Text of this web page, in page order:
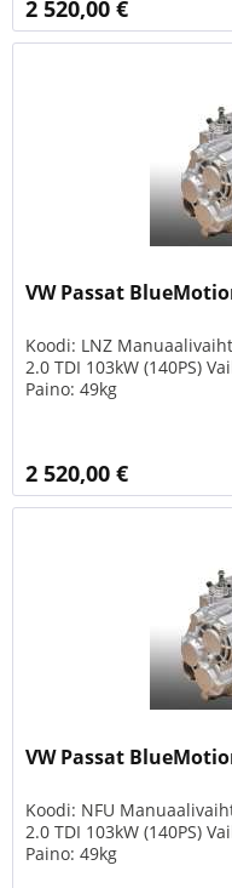
2 520,00 €
VW Passat
Koodi: LNZ
2.0 TDI 103kW (140PS)
Paino: 49kg
2 520,00 €
VW Passat
Koodi: NFU
2.0 TDI 103kW (140PS)
Paino: 49kg